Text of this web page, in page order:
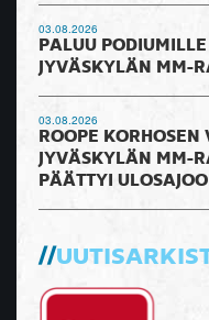
03.08.2026
PALUU
JYVÄSKYLÄN MM-
03.08.2026
ROOPE KORHOSEN
JYVÄSKYLÄN MM-
PÄÄTTYI